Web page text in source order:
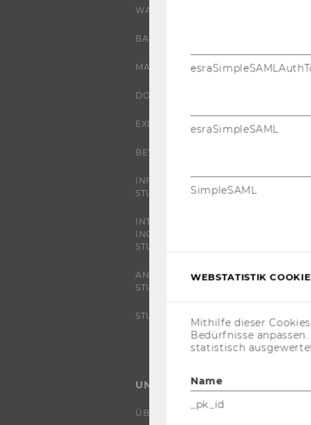
WARUM WU?
BACHELOR
MASTER
DOKTORAT / PHD
EXECUTIVE EDUCATION
BEWERBUNG UND ZULASSUNG
INFORMATIONEN FÜR
STUDIERENDE
INTERNATIONALE UND
INCOMING EXCHANGE
STUDIERENDE
ANGEBOTE FÜR SCHULEN UND
STUDIENINTERESSIERTE
STUDENT CLUBS
UNIVERSITÄT
ÜBER DIE WU
esraSimpleSAML
SimpleSAML
WEBSTATISTIK
Mithilfe dieser
Bedürfnisse
statistisch
Name
_pk_id